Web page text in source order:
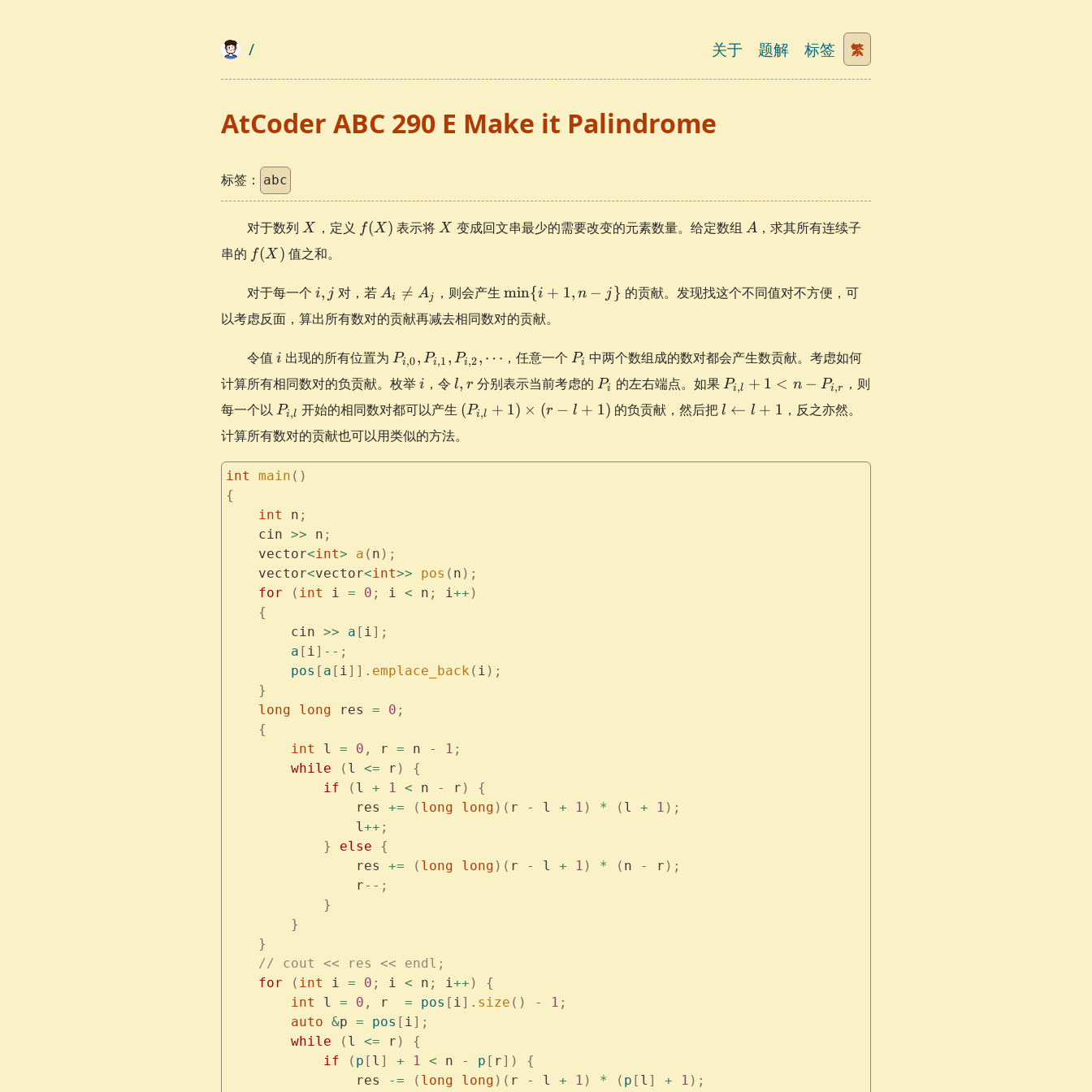
/ 关于 题解 标签 繁
AtCoder ABC 290 E Make it Palindrome
标签： abc
对于数列 X
X ，定义 f(X)
f(X) 表示将X
X 变成回文串最少的需要改变的元素数量。给定数组 A
A，求其所有连续子
串的 f(X)
f(X ) 值之和。
对于每一个 i,
i, j 对，若 A_i
A_j
Ai 
= Aj ，则会产生\min\
1, n -
min{i + 1, n − j} 的贡献。发现找这个不同值对不方便，可
以考虑反面，算出所有数对的贡献再减去相同数对的贡献。
令值 i
i 出现的所有位置为 P_{i,
0},
P_{i,
1},
P_{i,
2},
\cdots
Pi,0, Pi,1 , Pi,2, ⋯ ，任意一个 P_i
Pi 中两个数组成的数对都会产生数贡献。考虑如何
计算所有相同数对的负贡献。枚举i
i ，令 l,
l, r 分别表示当前考虑的P_i
Pi 的左右端点。如果 P_{i,
l} +
1 <
Pi,l + 1 < n − Pi,r
，则
每一个以 P_{i,
Pi,l 开始的相同数对都可以产生 (P_{i,
l} +
\times
(Pi,l + 1) × (r − l + 1) 的负贡献，然后把 l
l ← l + 1 ，反之亦然。
计算所有数对的贡献也可以用类似的方法。
int main ()
{
    int
n ;
    cin
>> n ;
    vector
<int> a ( n );
    vector
<vector<int>> pos ( n );
    for
( int i = 0 ; i < n ; i++ )
    {
        cin
>> a [ i];
        a
[ i] -- ;
        pos
[ a [ i]]. emplace_back ( i );
    }
    long
long res = 0 ;
    {
        int
l = 0 , r = n - 1 ;
        while
( l <= r )
{
            if
( l + 1 < n - r )
{
                res
+= ( long long )( r - l + 1 ) * ( l + 1 );
                l
++ ;
            }
else {
                res
+= ( long long )( r - l + 1 ) * ( n - r );
                r
-- ;
            }
        }
    }
    // cout << res << endl;
    for
( int i = 0 ; i < n ; i++ )
{
        int
l = 0 , r = pos [ i]. size () - 1 ;
        auto
&p = pos [ i];
        while
( l <= r )
{
            if
( p [ l ] + 1 < n - p [ r])
{
                res
-= ( long long )( r - l + 1 ) * ( p [ l ] + 1 );